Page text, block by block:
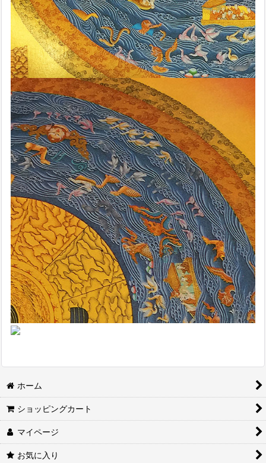
ホーム
ショッピングカート
マイページ
お気に入り